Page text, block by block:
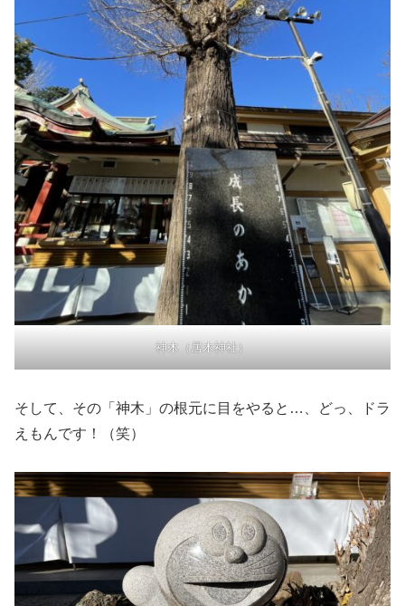
神木（居木神社）
そして、その「神木」の根元に目をやると…、どっ、ドラ
えもんです！（笑）